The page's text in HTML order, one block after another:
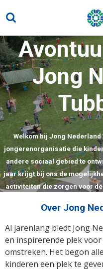
direct
naar
de
hoofdinhoud
Jong
Welkom bij Jong
jongerenorganisatie die
andere sociaal gebied te
jaar krijgt bij ons de
activiteiten die zorgen voor
Over Jong
Al jarenlang biedt Jong
en inspirerende plek
omstreken. Het begon
kinderen een plek te